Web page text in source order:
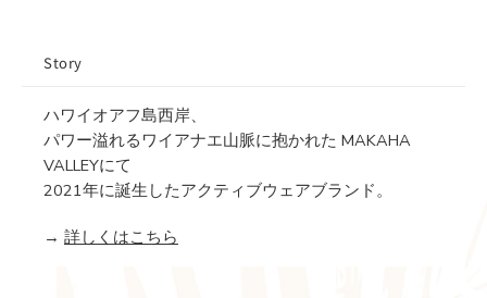
Story
ハワイオアフ島西岸、
パワー溢れるワイアナエ山脈に抱かれた MAKAHA
VALLEYにて
2021年に誕生したアクティブウェアブランド。
→ 詳しくはこちら